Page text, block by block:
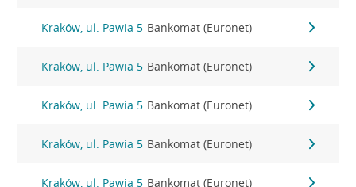
Kraków, ul. Pawia 5 Bankomat (Euronet)
Kraków, ul. Pawia 5 Bankomat (Euronet)
Kraków, ul. Pawia 5 Bankomat (Euronet)
Kraków, ul. Pawia 5 Bankomat (Euronet)
Kraków, ul. Pawia 5 Bankomat (Euronet)